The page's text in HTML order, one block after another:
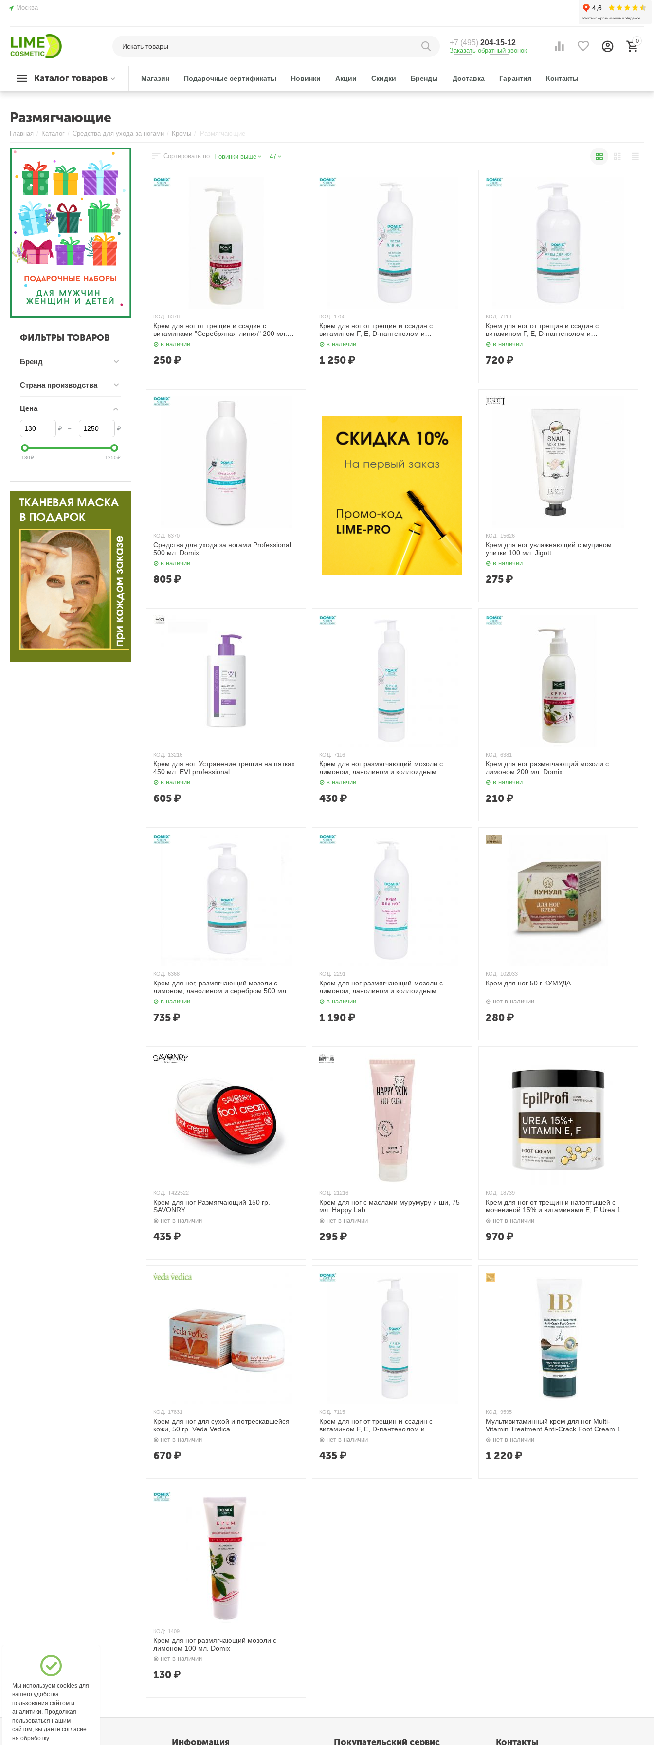
Москва
+7 (495)204-15-12
Заказать обратный звонок
0
Каталог товаров Магазин Подарочные сертификаты Новинки Акции Скидки Бренды Доставка Гарантия Контакты
Размягчающие
Главная / Каталог / Средства для ухода за ногами / Кремы / Размягчающие
Сортировать по: Новинки выше 47
КОД: 6378
Крем для ног от трещин и ссадин с
витаминами "Серебряная линия" 200 мл.
Domix
в наличии
250 ₽
КОД: 1750
Крем для ног от трещин и ссадин с
витамином F, E, D-пантенолом и
коллоидным серебром "Серебряная линия"
1000 мл. Domix
в наличии
1 250 ₽
КОД: 7118
Крем для ног от трещин и ссадин с
витамином F, E, D-пантенолом и
коллоидным серебром "Серебряная линия"
500 мл. Domix
в наличии
720 ₽
КОД: 6370
Средства для ухода за ногами Professional
500 мл. Domix
в наличии
805 ₽
КОД: 15626
Крем для ног увлажняющий с муцином
улитки 100 мл. Jigott
в наличии
275 ₽
КОД: 13216
Крем для ног. Устранение трещин на пятках
450 мл. EVI professional
в наличии
605 ₽
КОД: 7116
Крем для ног размягчающий мозоли с
лимоном, ланолином и коллоидным
серебром, 250 мл. Domix
в наличии
430 ₽
КОД: 6381
Крем для ног размягчающий мозоли с
лимоном 200 мл. Domix
в наличии
210 ₽
КОД: 6368
Крем для ног, размягчающий мозоли с
лимоном, ланолином и серебром 500 мл.
Domix
в наличии
735 ₽
КОД: 2291
Крем для ног размягчающий мозоли с
лимоном, ланолином и коллоидным
серебром, 1000 мл. Domix
в наличии
1 190 ₽
КОД: 102033
Крем для ног 50 г КУМУДА
нет в наличии
280 ₽
КОД: T422522
Крем для ног Размягчающий 150 гр.
SAVONRY
нет в наличии
435 ₽
КОД: 21216
Крем для ног с маслами мурумуру и ши, 75
мл. Happy Lab
нет в наличии
295 ₽
КОД: 18739
Крем для ног от трещин и натоптышей с
мочевиной 15% и витаминами Е, F Urea 15%
+ Vitamin E, F, 500 мл. EpilProfi
нет в наличии
970 ₽
КОД: 17831
Крем для ног для сухой и потрескавшейся
кожи, 50 гр. Veda Vedica
нет в наличии
670 ₽
КОД: 7115
Крем для ног от трещин и ссадин с
витамином F, E, D-пантенолом и
коллоидным серебром "Серебряная линия"
250 мл. Domix
нет в наличии
435 ₽
КОД: 9595
Мультивитаминный крем для ног Multi-
Vitamin Treatment Anti-Crack Foot Cream 180
мл. H&B
нет в наличии
1 220 ₽
КОД: 1409
Крем для ног размягчающий мозоли с
лимоном 100 мл. Domix
нет в наличии
130 ₽
ФИЛЬТРЫ ТОВАРОВ
Бренд
Страна производства
Цена
₽ – ₽
130₽ 1250₽
Моя учетная запись Информация Покупательский сервис Контакты
Мы используем cookies для
вашего удобства
пользования сайтом и
аналитики. Продолжая
пользоваться нашим
сайтом, вы даёте согласие
на обработку